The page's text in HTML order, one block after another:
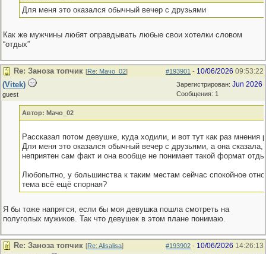
Для меня это оказался обычный вечер с друзьями
Как же мужчины любят оправдывать любые свои хотелки словом
“отдых”
#193901 - 10/06/2026 09:53:22
Re: Заноза топчик [Re: Мачо_02]
Зарегистрирован: Jun 2026
Сообщения: 1
(Vitek)
guest
Автор: Мачо_02
Рассказал потом девушке, куда ходили, и вот тут как раз мнения
Для меня это оказался обычный вечер с друзьями, а она сказала,
неприятен сам факт и она вообще не понимает такой формат
Любопытно, у большинства к таким местам сейчас спокойное
тема всё ещё спорная?
Я бы тоже напрягся, если бы моя девушка пошла смотреть на
полуголых мужиков. Так что девушек в этом плане понимаю.
#193902 - 10/06/2026 14:26:13
Re: Заноза топчик [Re: Alisalisa]